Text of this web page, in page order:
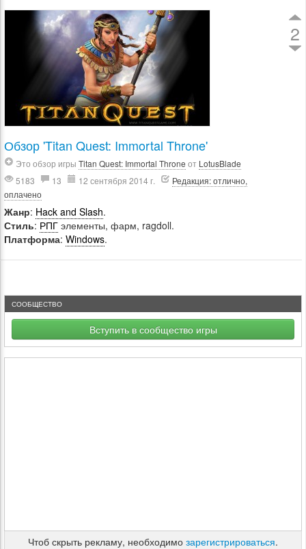
2
Обзор 'Titan Quest: Immortal Throne'
Это обзор игры Titan Quest: Immortal Throne от LotusBlade
5183
13 12 сентября 2014 г.
Редакция: отлично,
оплачено
Жанр: Hack and Slash.
Стиль: РПГ элементы, фарм, ragdoll.
Платформа: Windows.
СООБЩЕСТВО
Вступить в сообщество игры
Чтоб скрыть рекламу, необходимо зарегистрироваться.